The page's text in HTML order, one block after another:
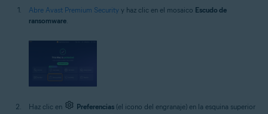
Abre Avast Premium Security y haz clic en el mosaico Escudo de
ransomware.
Haz clic en Preferencias (el icono del engranaje) en la esquina superior